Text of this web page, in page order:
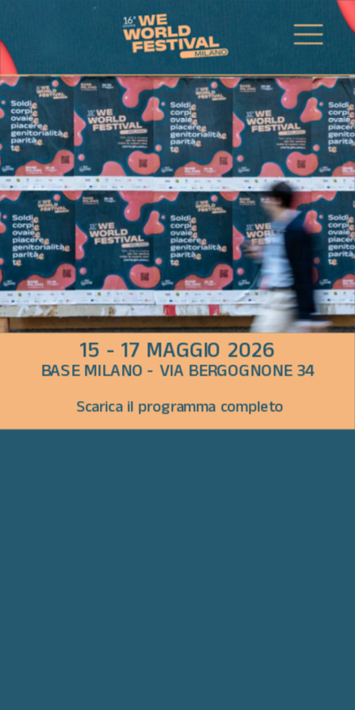
15 - 17 MAGGIO 2026
BASE MILANO - VIA BERGOGNONE 34
Scarica il programma completo